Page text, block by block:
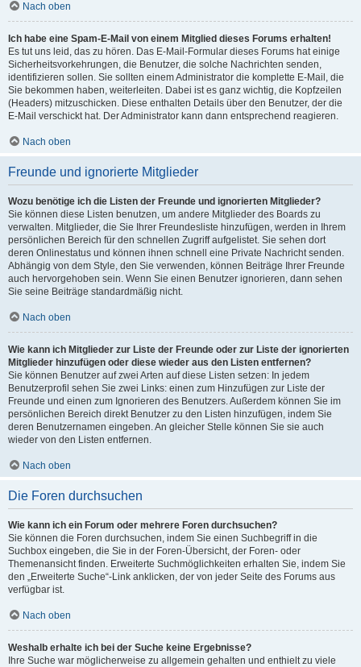
Nach oben
Ich habe eine Spam-E-Mail von einem Mitglied dieses Forums erhalten!
Es tut uns leid, das zu hören. Das E-Mail-Formular dieses Forums hat einige
Sicherheitsvorkehrungen, die Benutzer, die solche Nachrichten senden,
identifizieren sollen. Sie sollten einem Administrator die komplette E-Mail, die
Sie bekommen haben, weiterleiten. Dabei ist es ganz wichtig, die Kopfzeilen
(Headers) mitzuschicken. Diese enthalten Details über den Benutzer, der die
E-Mail verschickt hat. Der Administrator kann dann entsprechend reagieren.
Nach oben
Freunde und ignorierte Mitglieder
Wozu benötige ich die Listen der Freunde und ignorierten Mitglieder?
Sie können diese Listen benutzen, um andere Mitglieder des Boards zu
verwalten. Mitglieder, die Sie Ihrer Freundesliste hinzufügen, werden in Ihrem
persönlichen Bereich für den schnellen Zugriff aufgelistet. Sie sehen dort
deren Onlinestatus und können ihnen schnell eine Private Nachricht senden.
Abhängig von dem Style, den Sie verwenden, können Beiträge Ihrer Freunde
auch hervorgehoben sein. Wenn Sie einen Benutzer ignorieren, dann sehen
Sie seine Beiträge standardmäßig nicht.
Nach oben
Wie kann ich Mitglieder zur Liste der Freunde oder zur Liste der ignorierten
Mitglieder hinzufügen oder diese wieder aus den Listen entfernen?
Sie können Benutzer auf zwei Arten auf diese Listen setzen: In jedem
Benutzerprofil sehen Sie zwei Links: einen zum Hinzufügen zur Liste der
Freunde und einen zum Ignorieren des Benutzers. Außerdem können Sie im
persönlichen Bereich direkt Benutzer zu den Listen hinzufügen, indem Sie
deren Benutzernamen eingeben. An gleicher Stelle können Sie sie auch
wieder von den Listen entfernen.
Nach oben
Die Foren durchsuchen
Wie kann ich ein Forum oder mehrere Foren durchsuchen?
Sie können die Foren durchsuchen, indem Sie einen Suchbegriff in die
Suchbox eingeben, die Sie in der Foren-Übersicht, der Foren- oder
Themenansicht finden. Erweiterte Suchmöglichkeiten erhalten Sie, indem Sie
den „Erweiterte Suche“-Link anklicken, der von jeder Seite des Forums aus
verfügbar ist.
Nach oben
Weshalb erhalte ich bei der Suche keine Ergebnisse?
Ihre Suche war möglicherweise zu allgemein gehalten und enthielt zu viele